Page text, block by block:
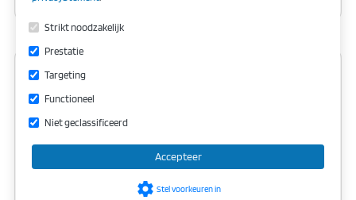
incl. BTW
Strikt noodzakelijk
Prestatie
Targeting
Functioneel
Niet geclassificeerd
Accepteer
settings Stel voorkeuren in